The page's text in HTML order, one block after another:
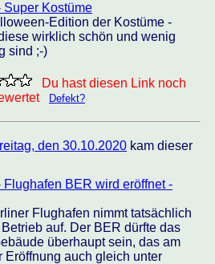
Super Kostüme
Edition der Kostüme -
wirklich schön und wenig
sind ;-)
Du hast diesen Link noch
Defekt?
den 30.10.2020 kam dieser
Flughafen BER wird eröffnet -
Flughafen nimmt tatsächlich
auf. Der BER dürfte das
überhaupt sein, das am
Eröffnung auch gleich unter